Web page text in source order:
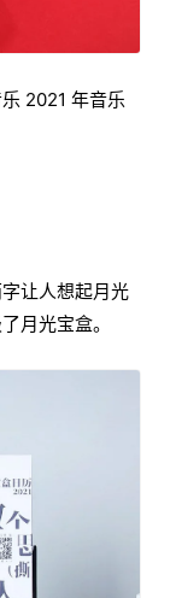
2021 年音乐
让人想起月光
月光宝盒。